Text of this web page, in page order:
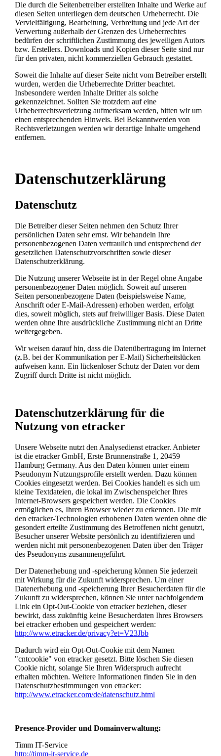
Die durch die Seitenbetreiber erstellten Inhalte und Werke auf
diesen Seiten unterliegen dem deutschen Urheberrecht. Die
Vervielfältigung, Bearbeitung, Verbreitung und jede Art der
Verwertung außerhalb der Grenzen des Urheberrechtes
bedürfen der schriftlichen Zustimmung des jeweiligen Autors
bzw. Erstellers. Downloads und Kopien dieser Seite sind nur
für den privaten, nicht kommerziellen Gebrauch gestattet.
Soweit die Inhalte auf dieser Seite nicht vom Betreiber erstellt
wurden, werden die Urheberrechte Dritter beachtet.
Insbesondere werden Inhalte Dritter als solche
gekennzeichnet. Sollten Sie trotzdem auf eine
Urheberrechtsverletzung aufmerksam werden, bitten wir um
einen entsprechenden Hinweis. Bei Bekanntwerden von
Rechtsverletzungen werden wir derartige Inhalte umgehend
entfernen.
Datenschutzerklärung
Datenschutz
Die Betreiber dieser Seiten nehmen den Schutz Ihrer
persönlichen Daten sehr ernst. Wir behandeln Ihre
personenbezogenen Daten vertraulich und entsprechend der
gesetzlichen Datenschutzvorschriften sowie dieser
Datenschutzerklärung.
Die Nutzung unserer Webseite ist in der Regel ohne Angabe
personenbezogener Daten möglich. Soweit auf unseren
Seiten personenbezogene Daten (beispielsweise Name,
Anschrift oder E-Mail-Adressen) erhoben werden, erfolgt
dies, soweit möglich, stets auf freiwilliger Basis. Diese Daten
werden ohne Ihre ausdrückliche Zustimmung nicht an Dritte
weitergegeben.
Wir weisen darauf hin, dass die Datenübertragung im Internet
(z.B. bei der Kommunikation per E-Mail) Sicherheitslücken
aufweisen kann. Ein lückenloser Schutz der Daten vor dem
Zugriff durch Dritte ist nicht möglich.
Datenschutzerklärung für die
Nutzung von etracker
Unsere Webseite nutzt den Analysedienst etracker. Anbieter
ist die etracker GmbH, Erste Brunnenstraße 1, 20459
Hamburg Germany. Aus den Daten können unter einem
Pseudonym Nutzungsprofile erstellt werden. Dazu können
Cookies eingesetzt werden. Bei Cookies handelt es sich um
kleine Textdateien, die lokal im Zwischenspeicher Ihres
Internet-Browsers gespeichert werden. Die Cookies
ermöglichen es, Ihren Browser wieder zu erkennen. Die mit
den etracker-Technologien erhobenen Daten werden ohne die
gesondert erteilte Zustimmung des Betroffenen nicht genutzt,
Besucher unserer Website persönlich zu identifizieren und
werden nicht mit personenbezogenen Daten über den Träger
des Pseudonyms zusammengeführt.
Der Datenerhebung und -speicherung können Sie jederzeit
mit Wirkung für die Zukunft widersprechen. Um einer
Datenerhebung und -speicherung Ihrer Besucherdaten für die
Zukunft zu widersprechen, können Sie unter nachfolgendem
Link ein Opt-Out-Cookie von etracker beziehen, dieser
bewirkt, dass zukünftig keine Besucherdaten Ihres Browsers
bei etracker erhoben und gespeichert werden:
http://www.etracker.de/privacy?et=V23Jbb
Dadurch wird ein Opt-Out-Cookie mit dem Namen
"cntcookie" von etracker gesetzt. Bitte löschen Sie diesen
Cookie nicht, solange Sie Ihren Widerspruch aufrecht
erhalten möchten. Weitere Informationen finden Sie in den
Datenschutzbestimmungen von etracker:
http://www.etracker.com/de/datenschutz.html
Presence-Provider und Domainverwaltung:
Timm IT-Service
http://timm-it-service.de